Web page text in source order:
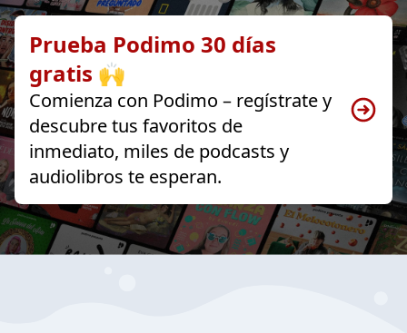
Prueba Podimo 30 días
gratis 🙌
Comienza con Podimo – regístrate y
descubre tus favoritos de
inmediato, miles de podcasts y
audiolibros te esperan.